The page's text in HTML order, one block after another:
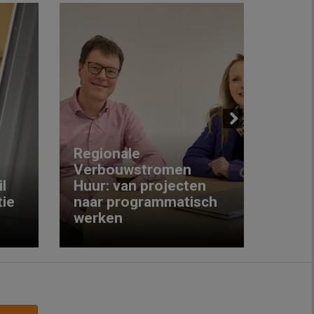
Regionale
Verbouwstromen
Huur: van projecten
naar programmatisch
werken
Next